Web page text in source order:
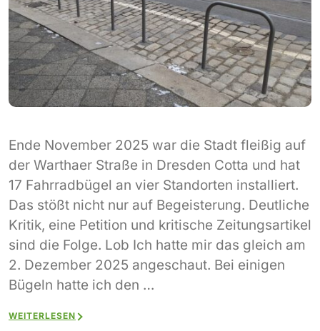
Ende November 2025 war die Stadt fleißig auf
der Warthaer Straße in Dresden Cotta und hat
17 Fahrradbügel an vier Standorten installiert.
Das stößt nicht nur auf Begeisterung. Deutliche
Kritik, eine Petition und kritische Zeitungsartikel
sind die Folge. Lob Ich hatte mir das gleich am
2. Dezember 2025 angeschaut. Bei einigen
Bügeln hatte ich den …
WEITERLESEN